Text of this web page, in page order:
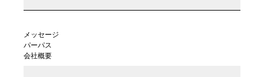
メッセージ
パーパス
会社概要